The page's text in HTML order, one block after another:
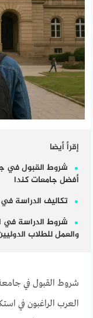
إقرأ أيضا
شروط القبول في
أفضل جامعات كندا
تكاليف الدراسة
والعمل للطلاب
شروط القبول في
العرب الراغبون في